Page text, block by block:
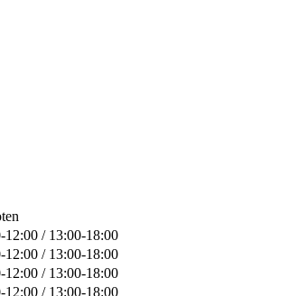
12:00 / 13:00-18:00
12:00 / 13:00-18:00
12:00 / 13:00-18:00
12:00 / 13:00-18:00